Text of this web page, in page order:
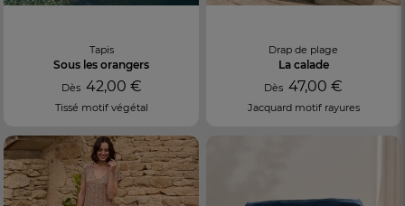
Tapis
Sous les orangers
Dès 42,00 €
Tissé motif végétal
Drap de plage
La calade
Dès47,00 €
Jacquard motif rayures